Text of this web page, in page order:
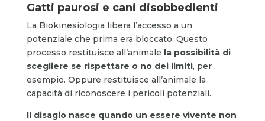
Gatti paurosi e cani disobbedienti
La Biokinesiologia libera l’accesso a un
potenziale che prima era bloccato. Questo
processo restituisce all’animale la possibilità di
scegliere se rispettare o no dei limiti, per
esempio. Oppure restituisce all’animale la
capacità di riconoscere i pericoli potenziali.
Il disagio nasce quando un essere vivente non